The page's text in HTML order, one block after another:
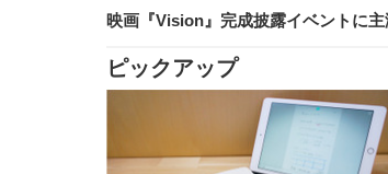
映画『Vision』完成披露イベントに
ピックアップ